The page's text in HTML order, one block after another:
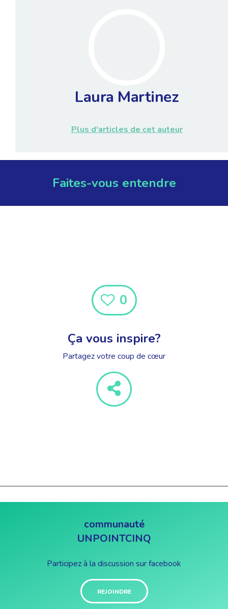
Laura Martinez
Plus d'articles de cet auteur
Faites-vous entendre
0
Ça vous inspire?
Partagez votre coup de cœur
communauté
UNPOINTCINQ
Participez à la discussion sur facebook
REJOINDRE